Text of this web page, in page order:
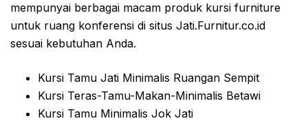
mempunyai berbagai macam produk kursi furniture
untuk ruang konferensi di situs Jati.Furnitur.co.id
sesuai kebutuhan Anda.
Kursi Tamu Jati Minimalis Ruangan Sempit
Kursi Teras-Tamu-Makan-Minimalis Betawi
Kursi Tamu Minimalis Jok Jati